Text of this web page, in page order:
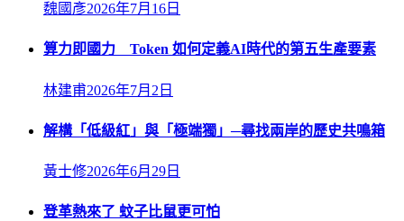
魏國彥2026年7月16日
算力即國力 Token 如何定義AI時代的第五生產要素
林建甫2026年7月2日
解構「低級紅」與「極端獨」─尋找兩岸的歷史共鳴箱
黃士修2026年6月29日
登革熱來了 蚊子比鼠更可怕